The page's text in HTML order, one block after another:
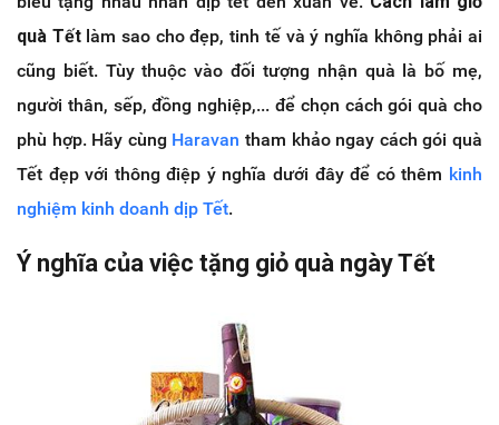
quà Tếtlàm sao cho đẹp, tinh tế và ý nghĩa không phải ai
cũng biết. Tùy thuộc vào đối tượng nhận quà là bố mẹ,
người thân, sếp, đồng nghiệp,... để chọn cách gói quà cho
phù hợp. Hãy cùng Haravan tham khảo ngay cách gói quà
Tết đẹp với thông điệp ý nghĩa dưới đây để có thêm kinh
nghiệm kinh doanh dịp Tết.
Ý nghĩa của việc tặng giỏ quà ngày Tết